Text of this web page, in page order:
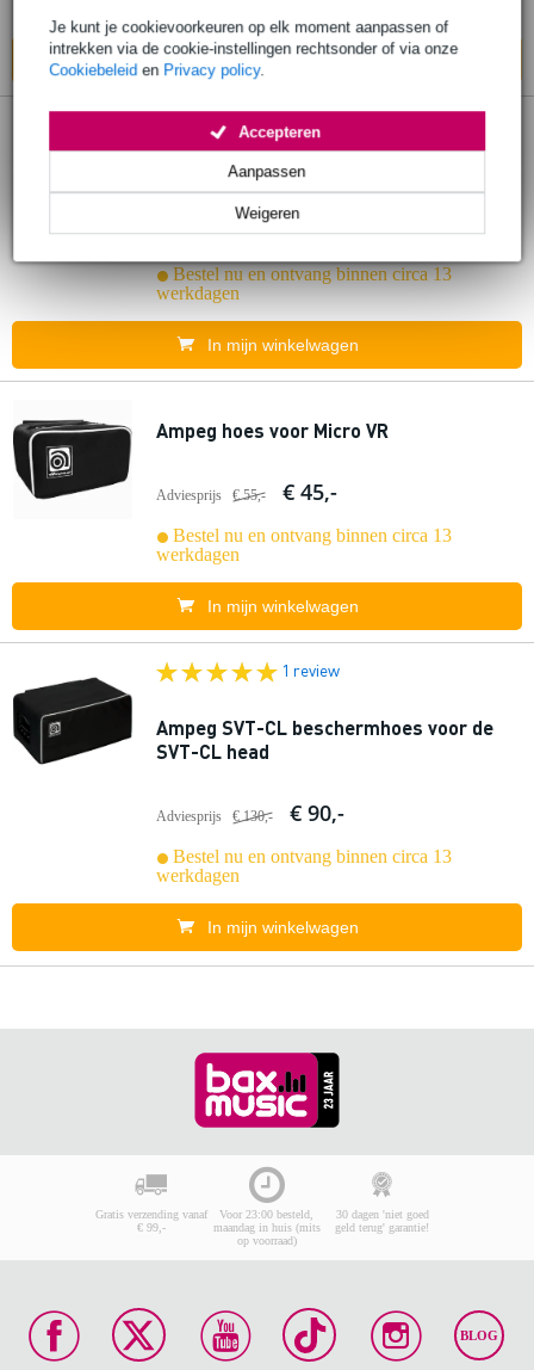
Je kunt je cookievoorkeuren op elk moment aanpassen of
intrekken via de cookie-instellingen rechtsonder of via onze
Cookiebeleid en Privacy policy.
Weigeren
Aanpassen
Accepteren
In mijn winkelwagen
Ampeg SVT-210AV-CVR hoes voor SVT-
Adviesprijs € 85,- € 69,-
Bestel nu en ontvang binnen circa 13
werkdagen
In mijn winkelwagen
Ampeg hoes voor Micro VR
Adviesprijs € 55,- € 45,-
Bestel nu en ontvang binnen circa 13
werkdagen
In mijn winkelwagen
1 review
Ampeg SVT-CL beschermhoes voor de
SVT-CL head
Adviesprijs € 130,- € 90,-
Bestel nu en ontvang binnen circa 13
werkdagen
In mijn winkelwagen
Gratis verzending vanaf
€ 99,-
Voor 23:00 besteld,
maandag in huis (mits
op voorraad)
30 dagen 'niet goed
geld terug' garantie!
BLOG